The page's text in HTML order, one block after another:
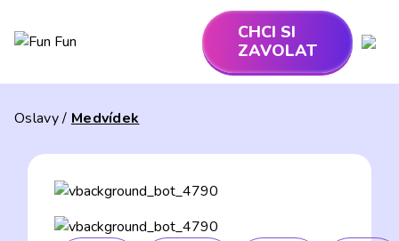
СHCI SI
ZAVOLAT
Oslavy/ Medvídek